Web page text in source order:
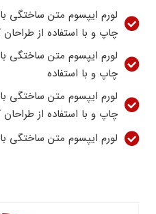
لورم ایپسوم متن ساختگی
چاپ و با استفاده از
لورم ایپسوم متن ساختگی
چاپ و با استفاده
لورم ایپسوم متن ساختگی
چاپ و با استفاده از
لورم ایپسوم متن ساختگی